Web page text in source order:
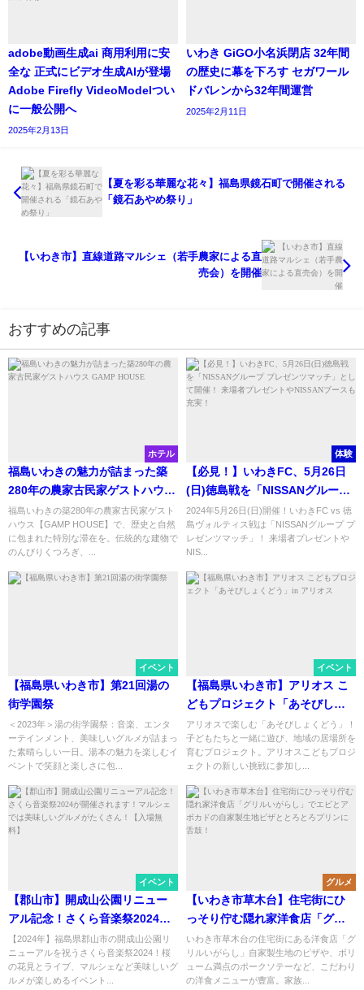
adobe動画生成ai 商用利用に安
全な 正式にビデオ生成AIが登場
Adobe Firefly VideoModelつい
に一般公開へ
2025年2月13日
いわき GiGO小名浜閉店 32年間
の歴史に幕を下ろす セガワール
ドバレンから32年間運営
2025年2月11日
【夏を彩る華麗な花々】福島県鏡石町で開催される
「鏡石あやめ祭り」
【いわき市】直線道路マルシェ（若手農家による直
売会）を開催
おすすめの記事
ホテル
福島いわきの魅力が詰まった築
280年の農家古民家ゲストハウス
GAMP HOUSE
福島いわきの築280年の農家古民家ゲスト
ハウス【GAMP HOUSE】で、歴史と自然
に包まれた特別な滞在を。伝統的な建物で
のんびりくつろぎ、...
体験
【必見！】いわきFC、5月26日
(日)徳島戦を「NISSANグループ
プレゼンツマッチ」として開
催！ 来場者プレゼントや
NISSANブースも充実！
2024年5月26日(日)開催！いわきFC vs 徳
島ヴォルティス戦は「NISSANグループ プ
レゼンツマッチ」！ 来場者プレゼントや
NIS...
イベント
【福島県いわき市】第21回湯の
街学園祭
＜2023年＞湯の街学園祭：音楽、エンタ
ーテインメント、美味しいグルメが詰まっ
た素晴らしい一日。湯本の魅力を楽しむイ
ベントで笑顔と楽しさに包...
イベント
【福島県いわき市】アリオス こ
どもプロジェクト「あそびしょ
くどう」in アリオス
アリオスで楽しむ「あそびしょくどう」！
子どもたちと一緒に遊び、地域の居場所を
育むプロジェクト。アリオスこどもプロジ
ェクトの新しい挑戦に参加し...
イベント
【郡山市】開成山公園リニュー
アル記念！さくら音楽祭2024が
開催されます！マルシェでは美
味しいグルメがたくさん！【入
場無料】
【2024年】福島県郡山市の開成山公園リ
ニューアルを祝うさくら音楽祭2024！桜
の花見とライブ、マルシェなど美味しいグ
ルメが楽しめるイベント...
グルメ
【いわき市草木台】住宅街にひ
っそり佇む隠れ家洋食店「グリ
ルいがらし」でエビとアボカド
の自家製生地ピザととろとろプ
リンに舌鼓！
いわき市草木台の住宅街にある洋食店「グ
リルいがらし」自家製生地のピザや、ボリ
ューム満点のポークソテーなど、こだわり
の洋食メニューが豊富。家族...